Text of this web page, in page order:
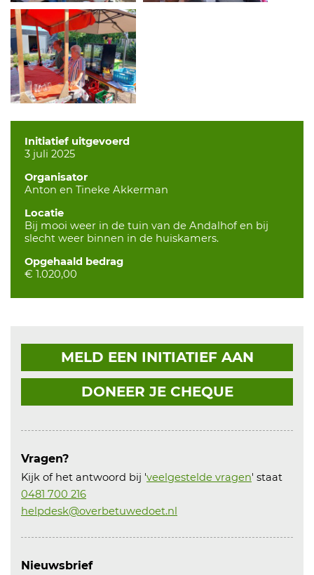
Initiatief uitgevoerd
3 juli 2025
Organisator
Anton en Tineke Akkerman
Locatie
Bij mooi weer in de tuin van de Andalhof en bij
slecht weer binnen in de huiskamers.
Opgehaald bedrag
€ 1.020,00
MELD EEN INITIATIEF AAN
DONEER JE CHEQUE
Vragen?
Kijk of het antwoord bij 'veelgestelde vragen' staat
0481 700 216
helpdesk@overbetuwedoet.nl
Nieuwsbrief